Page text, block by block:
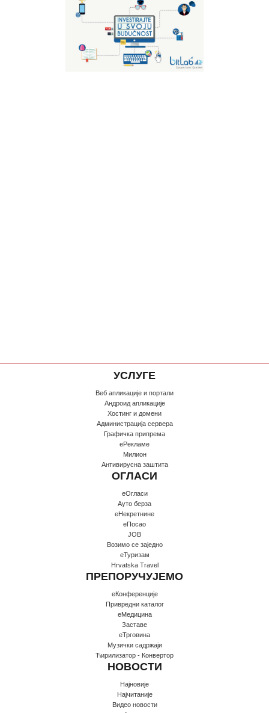
УСЛУГЕ
Веб апликације и портали
Андроид апликације
Хостинг и домени
Администрација сервера
Графичка припрема
еРекламе
Милион
Антивирусна заштита
ОГЛАСИ
еОгласи
Ауто берза
еНекретнине
еПосао
JOB
Возимо се заједно
еТуризам
Hrvatska Travel
ПРЕПОРУЧУЈЕМО
еКонференције
Привредни каталог
еМедицина
Заставе
еТрговина
Музички садржаји
Ћирилизатор - Конвертор
НОВОСТИ
Најновије
Најчитаније
Видео новости